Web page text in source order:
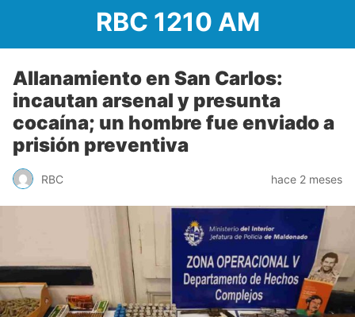
RBC 1210 AM
Allanamiento en San Carlos:
incautan arsenal y presunta
cocaína; un hombre fue enviado a
prisión preventiva
RBC hace 2 meses